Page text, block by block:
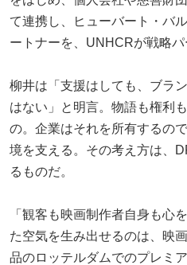
て連携し、ヒューバート・バ
ートナーを、UNHCRが戦略パ
柳井は「支援はしても、ブラ
はない」と明言。物語も権利
の。企業はそれを所有するの
境を支える。その考え方は、
るものだ。
「観客も映画制作者自身も心
た空気を生み出せるのは、映
品のロッテルダムでのプレミ